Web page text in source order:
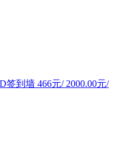
签到墙 466元/ 2000.00元/